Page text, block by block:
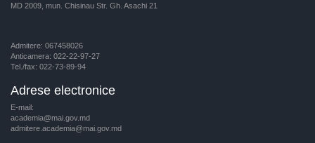
MD 2009, mun. Chisinau Str. Gh. Asachi 21
Admitere: 067458026
Anticamera: 022-22-97-27
Tel./fax: 022-73-89-94
Adrese electronice
E-mail:
academia@mai.gov.md
admitere.academia@mai.gov.md